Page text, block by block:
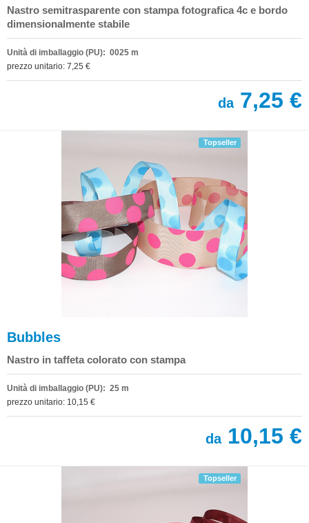
Nastro semitrasparente con stampa fotografica 4c e bordo
dimensionalmente stabile
Unità di imballaggio (PU): 0025 m
prezzo unitario: 7,25 €
da7,25 €
Topseller
Bubbles
Nastro in taffeta colorato con stampa
Unità di imballaggio (PU): 25 m
prezzo unitario: 10,15 €
da10,15 €
Topseller